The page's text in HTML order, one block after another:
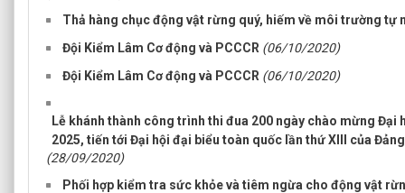
Thả hàng chục động vật rừng quý, hiếm về môi trường tự
Đội Kiểm Lâm Cơ động và PCCCR (06/10/2020)
Đội Kiểm Lâm Cơ động và PCCCR (06/10/2020)
Lễ khánh thành công trình thi đua 200 ngày chào mừng Đại
2025, tiến tới Đại hội đại biểu toàn quốc lần thứ XIII của
(28/09/2020)
Phối hợp kiểm tra sức khỏe và tiêm ngừa cho động vật